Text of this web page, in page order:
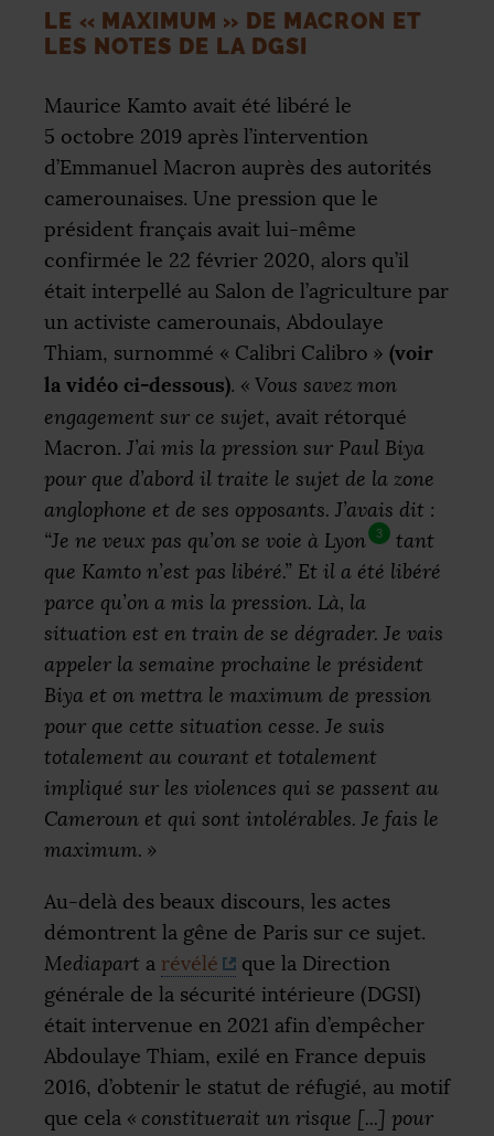
LE « MAXIMUM » DE MACRON ET
LES NOTES DE LA DGSI
Maurice Kamto avait été libéré le
5 octobre 2019 après l’intervention
d’Emmanuel Macron auprès des autorités
camerounaises. Une pression que le
président français avait lui-même
confirmée le 22 février 2020, alors qu’il
était interpellé au Salon de l’agriculture par
un activiste camerounais, Abdoulaye
Thiam, surnommé « Calibri Calibro » (voir
la vidéo ci-dessous). « Vous savez mon
engagement sur ce sujet, avait rétorqué
Macron. J’ai mis la pression sur Paul Biya
pour que d’abord il traite le sujet de la zone
anglophone et de ses opposants. J’avais dit :
“Je ne veux pas qu’on se voie à Lyon
3
tant
que Kamto n’est pas libéré.” Et il a été libéré
parce qu’on a mis la pression. Là, la
situation est en train de se dégrader. Je vais
appeler la semaine prochaine le président
Biya et on mettra le maximum de pression
pour que cette situation cesse. Je suis
totalement au courant et totalement
impliqué sur les violences qui se passent au
Cameroun et qui sont intolérables. Je fais le
maximum. »
Au-delà des beaux discours, les actes
démontrent la gêne de Paris sur ce sujet.
Mediapart a révélé
que la Direction
générale de la sécurité intérieure (DGSI)
était intervenue en 2021 afin d’empêcher
Abdoulaye Thiam, exilé en France depuis
2016, d’obtenir le statut de réfugié, au motif
que cela « constituerait un risque [...] pour